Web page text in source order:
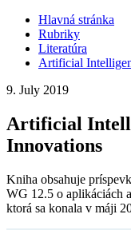
Hlavná stránka
Rubriky
Literatúra
Artificial
9. July 2019
Artificial
Innovations
Kniha obsahuje
WG 12.5 o aplikáciách
ktorá sa konala v máji